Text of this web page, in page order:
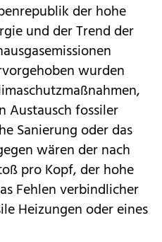
der hohe
und der Trend der
wurden
Austausch fossiler
Sanierung oder das
wären der nach
pro Kopf, der hohe
Fehlen verbindlicher
Heizungen oder eines